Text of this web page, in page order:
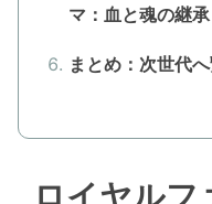
マ：血と魂の継承
まとめ：次世代
ロイヤル